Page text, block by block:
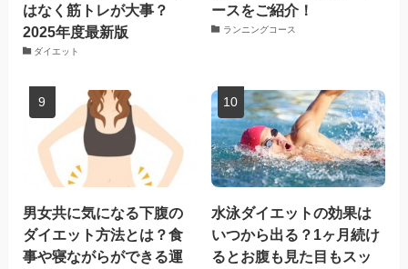
はなく筋トレが大事？
2025年度最新版
ダイエット
ースをご紹介！
ランニングコース
男女共に気になる下腹の
ダイエット方法とは？食
事や寝ながらができる運
水泳ダイエットの効果は
いつから出る？1ヶ月続け
るとお腹も見た目もスッ